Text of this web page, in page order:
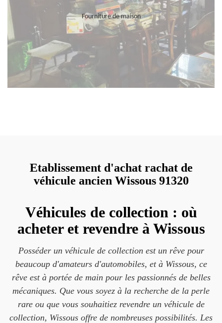
Fourniture de maison
Etablissement d'achat rachat de
véhicule ancien Wissous 91320
Véhicules de collection : où
acheter et revendre à Wissous
Posséder un véhicule de collection est un rêve pour
beaucoup d'amateurs d'automobiles, et à Wissous, ce
rêve est à portée de main pour les passionnés de belles
mécaniques. Que vous soyez à la recherche de la perle
rare ou que vous souhaitiez revendre un véhicule de
collection, Wissous offre de nombreuses possibilités. Les